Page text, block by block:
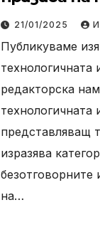
на
оператори
21/01/2025
Публикуваме
редакторска
представляващ
изразява
безотговорните
на…